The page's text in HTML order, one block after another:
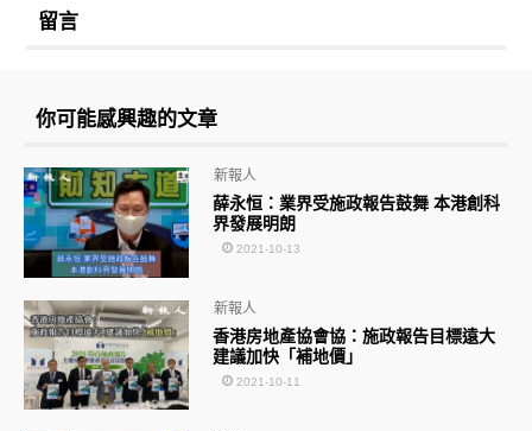
留言
你可能感興趣的文章
薛永恒：業界受施政報告鼓舞 本港創科
界發展明朗
新報人
2021-10-13
香港房地產協會協：施政報告目標遠大
建議加快「補地價」
新報人
2021-10-11